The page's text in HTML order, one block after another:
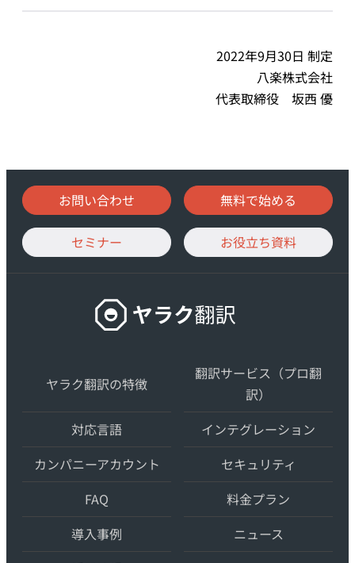
2022年9月30日 制定
八楽株式会社
代表取締役 坂西 優
お問い合わせ 無料で始める
セミナー お役立ち資料
ヤ
ラ
訳
–
最
先
端
の
AI
自
ヤラク翻訳の特徴
翻訳サービス（プロ翻
訳）
対応言語
インテグレーション
カンパニーアカウント
セキュリティ
FAQ
料金プラン
導入事例
ニュース